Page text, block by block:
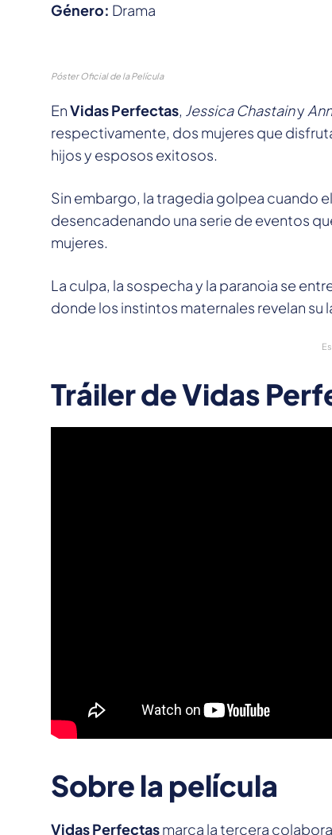
Género: Drama
Póster Oficial de la Película
EnVidas Perfectas, Jessica Chastainy
respectivamente, dos mujeres que
hijos y esposos exitosos.
Sin embargo, la tragedia golpea cuando
desencadenando una serie de eventos
mujeres.
La culpa, la sospecha y la paranoia se
donde los instintos maternales revelan su
Tráiler de Vidas
Sobre la película
Vidas Perfectasmarca la tercera